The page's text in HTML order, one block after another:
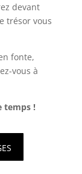
devant
trésor vous
fonte,
vous à
temps !